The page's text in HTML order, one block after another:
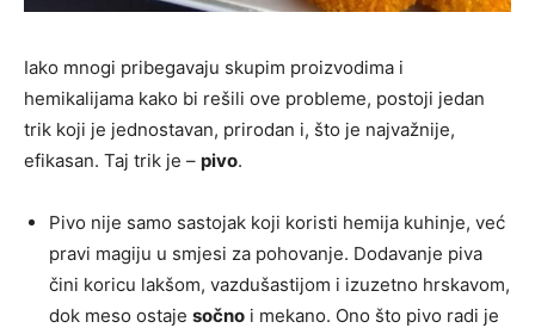
Iako mnogi pribegavaju skupim proizvodima i
hemikalijama kako bi rešili ove probleme, postoji jedan
trik koji je jednostavan, prirodan i, što je najvažnije,
efikasan. Taj trik je – pivo.
Pivo nije samo sastojak koji koristi hemija kuhinje, već
pravi magiju u smjesi za pohovanje. Dodavanje piva
čini koricu lakšom, vazdušastijom i izuzetno hrskavom,
dok meso ostaje sočno i mekano. Ono što pivo radi je